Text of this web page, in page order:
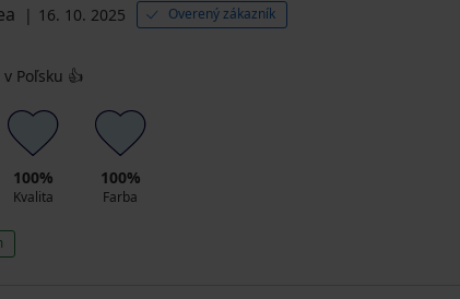
16. 10. 2025 Overený zákazník
Poľsku 👍
100%
Kvalita
100%
Farba